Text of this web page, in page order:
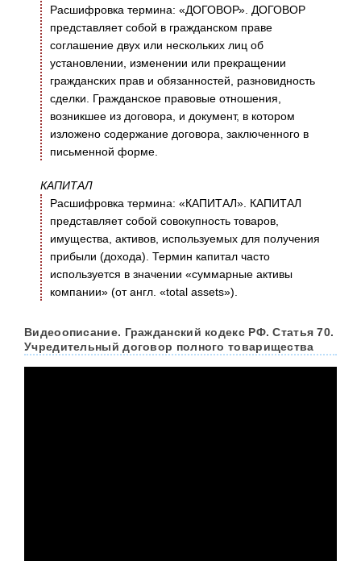
Расшифровка термина: «ДОГОВОР». ДОГОВОР
представляет собой в гражданском праве
соглашение двух или нескольких лиц об
установлении, изменении или прекращении
гражданских прав и обязанностей, разновидность
сделки. Гражданское правовые отношения,
возникшее из договора, и документ, в котором
изложено содержание договора, заключенного в
письменной форме.
КАПИТАЛ
Расшифровка термина: «КАПИТАЛ». КАПИТАЛ
представляет собой совокупность товаров,
имущества, активов, используемых для получения
прибыли (дохода). Термин капитал часто
используется в значении «суммарные активы
компании» (от англ. «total assets»).
Видеоописание. Гражданский кодекс РФ. Статья 70.
Учредительный договор полного товарищества